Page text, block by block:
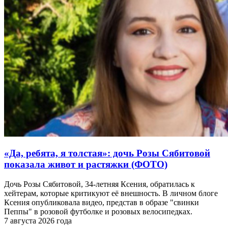
«Да, ребята, я толстая»: дочь Розы Сябитовой
показала живот и растяжки (ФОТО)
Дочь Розы Сябитовой, 34-летняя Ксения, обратилась к
хейтерам, которые критикуют её внешность. В личном блоге
Ксения опубликовала видео, представ в образе "свинки
Пеппы" в розовой футболке и розовых велосипедках.
7 августа 2026 года